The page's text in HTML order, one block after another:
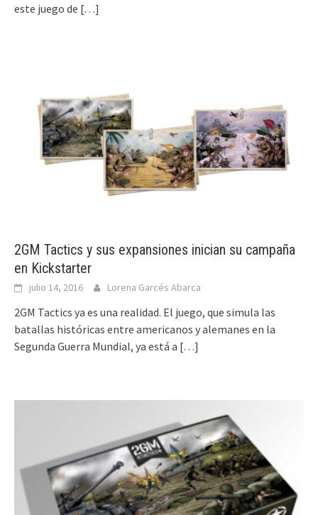
este juego de […]
2GM Tactics y sus expansiones inician su campaña
en Kickstarter
julio 14, 2016 Lorena Garcés Abarca
2GM Tactics ya es una realidad. El juego, que simula las
batallas históricas entre americanos y alemanes en la
Segunda Guerra Mundial, ya está a […]